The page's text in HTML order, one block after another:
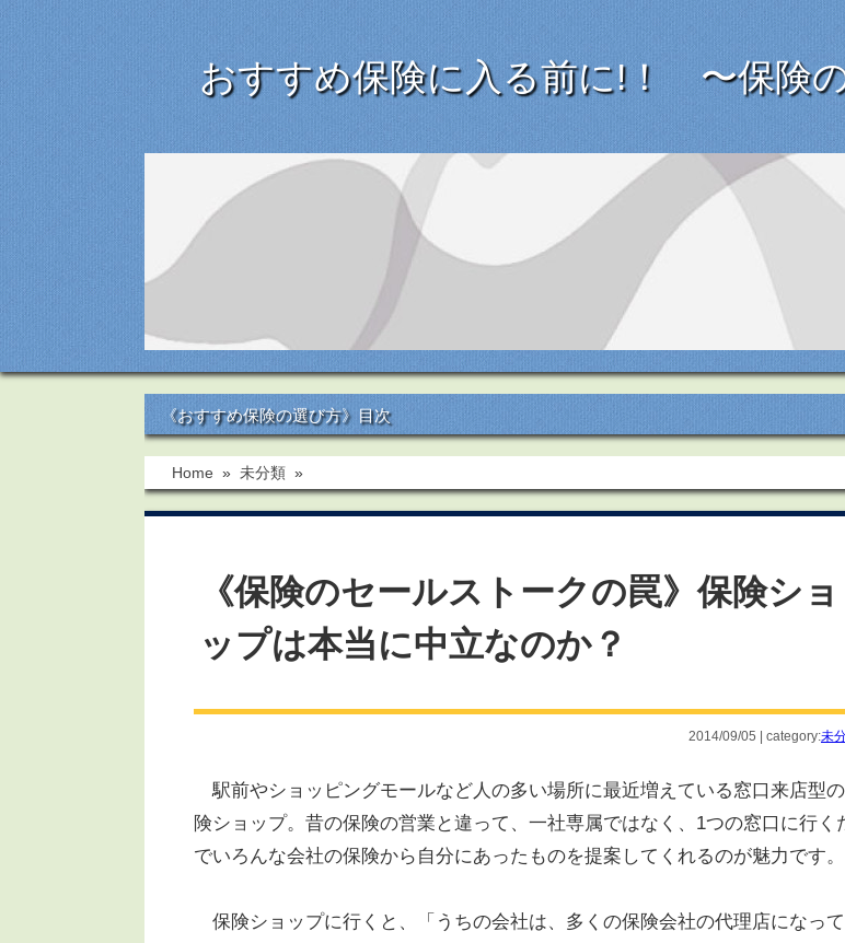
おすすめ保険に入る前に!！ 〜保険
《おすすめ保険の選び方》目次
Home » 未分類 »
《保険のセールストークの罠》保険ショ
ップは本当に中立なのか？
2014/09/05 | category:未
駅前やショッピングモールなど人の多い場所に最近増えている窓口来店型
険ショップ。昔の保険の営業と違って、一社専属ではなく、1つの窓口に行く
でいろんな会社の保険から自分にあったものを提案してくれるのが魅力です。
保険ショップに行くと、「うちの会社は、多くの保険会社の代理店になっ